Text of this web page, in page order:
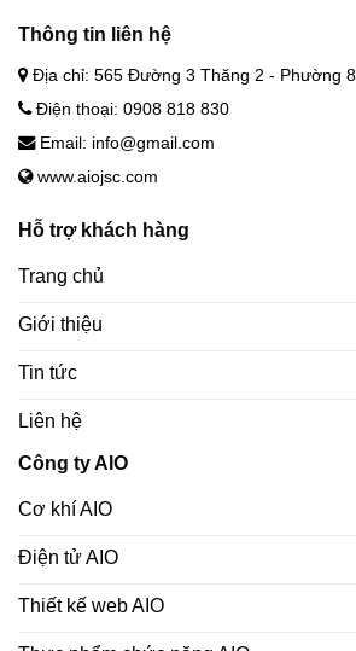
Thông tin liên hệ
Địa chỉ: 565 Đường 3 Thăng 2 - Phường
Điện thoại: 0908 818 830
Email: info@gmail.com
www.aiojsc.com
Hỗ trợ khách hàng
Trang chủ
Giới thiệu
Tin tức
Liên hệ
Công ty AIO
Cơ khí AIO
Điện tử AIO
Thiết kế web AIO